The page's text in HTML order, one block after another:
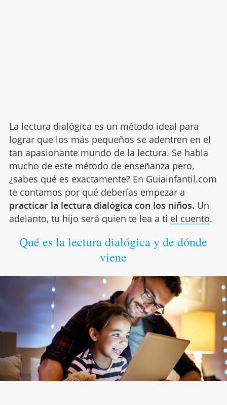
La lectura dialógica es un método ideal para
lograr que los más pequeños se adentren en el
tan apasionante mundo de la lectura. Se habla
mucho de este método de enseñanza pero,
¿sabes qué es exactamente? En Guiainfantil.com
te contamos por qué deberías empezar a
practicar la lectura dialógica con los niños. Un
adelanto, tu hijo será quien te lea a ti el cuento.
Qué es la lectura dialógica y de dónde
viene